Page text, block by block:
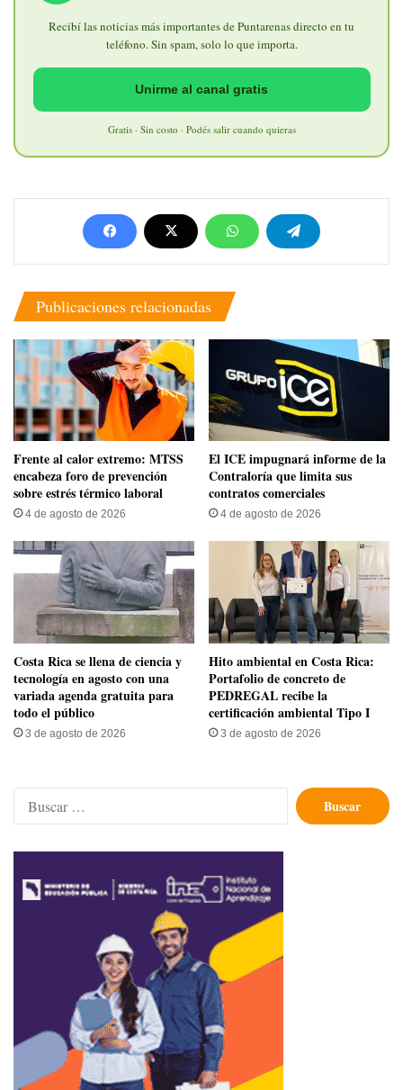
Recibí las noticias más importantes de Puntarenas directo en tu
teléfono. Sin spam, solo lo que importa.
Unirme al canal gratis
Gratis · Sin costo · Podés salir cuando quieras
Publicaciones relacionadas
Frente al calor extremo: MTSS
encabeza foro de prevención
sobre estrés térmico laboral
4 de agosto de 2026
El ICE impugnará informe de la
Contraloría que limita sus
contratos comerciales
4 de agosto de 2026
​Costa Rica se llena de ciencia y
tecnología en agosto con una
variada agenda gratuita para
todo el público
3 de agosto de 2026
Hito ambiental en Costa Rica:
Portafolio de concreto de
PEDREGAL recibe la
certificación ambiental Tipo I
3 de agosto de 2026
Buscar: